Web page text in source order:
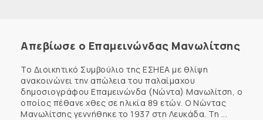
Απεβίωσε ο Επαμεινώνδας Μανωλίτσης
Το Διοικητικό Συμβούλιο της ΕΣΗΕΑ με θλίψη
ανακοινώνει την απώλεια του παλαίμαχου
δημοσιογράφου Επαμεινώνδα (Νώντα) Μανωλίτση, ο
οποίος πέθανε χθες σε ηλικία 89 ετών. Ο Νώντας
Μανωλίτσης γεννήθηκε το 1937 στη Λευκάδα. Τη ...